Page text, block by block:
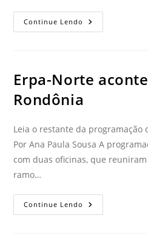
Continue Lendo
Erpa-Norte
Rondônia
Leia o restante da programação
Por Ana Paula Sousa A
com duas oficinas, que
ramo…
Continue Lendo